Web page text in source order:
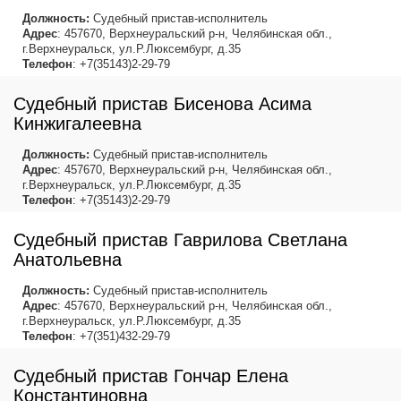
Должность: Судебный пристав-исполнитель
Адрес: 457670, Верхнеуральский р-н, Челябинская обл.,
г.Верхнеуральск, ул.Р.Люксембург, д.35
Телефон: +7(35143)2-29-79
Судебный пристав Бисенова Асима
Кинжигалеевна
Должность: Судебный пристав-исполнитель
Адрес: 457670, Верхнеуральский р-н, Челябинская обл.,
г.Верхнеуральск, ул.Р.Люксембург, д.35
Телефон: +7(35143)2-29-79
Судебный пристав Гаврилова Светлана
Анатольевна
Должность: Судебный пристав-исполнитель
Адрес: 457670, Верхнеуральский р-н, Челябинская обл.,
г.Верхнеуральск, ул.Р.Люксембург, д.35
Телефон: +7(351)432-29-79
Судебный пристав Гончар Елена
Константиновна